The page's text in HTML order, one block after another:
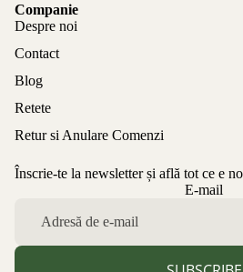
Companie
Despre noi
Contact
Blog
Retete
Retur si Anulare Comenzi
Înscrie-te la newsletter și află tot ce e
E-mail
Politica de confidențialitate